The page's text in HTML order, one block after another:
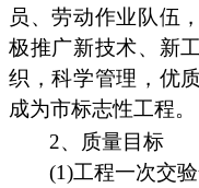
员、劳动作业队伍
极推广新技术、新
织，科学管理，优
成为市标志性工程。
2、质量目标
(1)工程一次交验